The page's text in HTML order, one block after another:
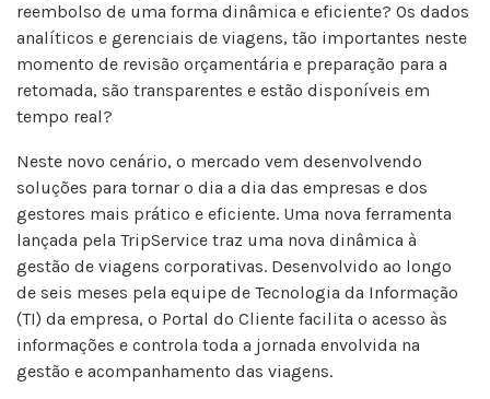
reembolso de uma forma dinâmica e eficiente? Os dados
analíticos e gerenciais de viagens, tão importantes neste
momento de revisão orçamentária e preparação para a
retomada, são transparentes e estão disponíveis em
tempo real?
Neste novo cenário, o mercado vem desenvolvendo
soluções para tornar o dia a dia das empresas e dos
gestores mais prático e eficiente. Uma nova ferramenta
lançada pela TripService traz uma nova dinâmica à
gestão de viagens corporativas. Desenvolvido ao longo
de seis meses pela equipe de Tecnologia da Informação
(TI) da empresa, o Portal do Cliente facilita o acesso às
informações e controla toda a jornada envolvida na
gestão e acompanhamento das viagens.